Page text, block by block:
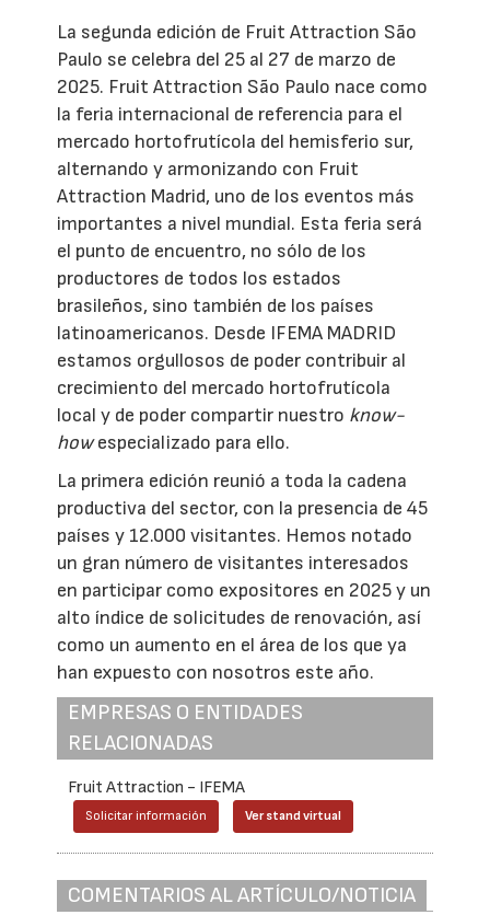
La segunda edición de Fruit Attraction São
Paulo se celebra del 25 al 27 de marzo de
2025. Fruit Attraction São Paulo nace como
la feria internacional de referencia para el
mercado hortofrutícola del hemisferio sur,
alternando y armonizando con Fruit
Attraction Madrid, uno de los eventos más
importantes a nivel mundial. Esta feria será
el punto de encuentro, no sólo de los
productores de todos los estados
brasileños, sino también de los países
latinoamericanos. Desde IFEMA MADRID
estamos orgullosos de poder contribuir al
crecimiento del mercado hortofrutícola
local y de poder compartir nuestro know-
howespecializado para ello.
La primera edición reunió a toda la cadena
productiva del sector, con la presencia de 45
países y 12.000 visitantes. Hemos notado
un gran número de visitantes interesados
en participar como expositores en 2025 y un
alto índice de solicitudes de renovación, así
como un aumento en el área de los que ya
han expuesto con nosotros este año.
EMPRESAS O ENTIDADES
RELACIONADAS
Fruit Attraction - IFEMA
Solicitar información Ver stand virtual
COMENTARIOS AL ARTÍCULO/NOTICIA